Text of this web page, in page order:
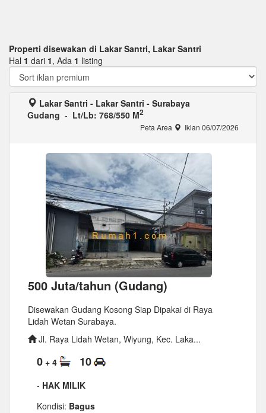
Properti disewakan di Lakar Santri, Lakar Santri
Hal 1 dari 1, Ada 1 listing
Lakar Santri - Lakar Santri - Surabaya
Gudang - Lt/Lb: 768/550 M2
Peta Area Iklan 06/07/2026
500 Juta/tahun (Gudang)
Disewakan Gudang Kosong Siap Dipakai di Raya
Lidah Wetan Surabaya.
Jl. Raya Lidah Wetan, Wiyung, Kec. Laka...
0 + 4 10
- HAK MILIK
Kondisi: Bagus